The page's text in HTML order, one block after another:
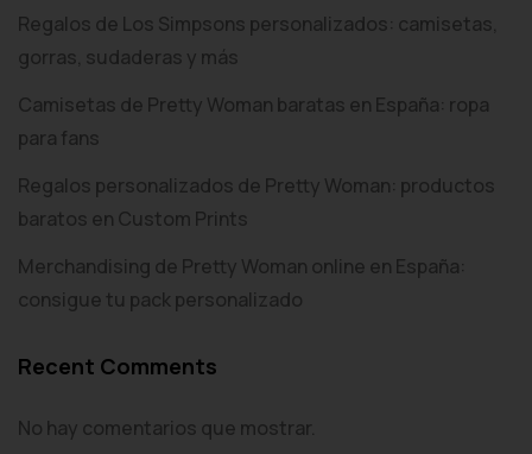
Regalos de Los Simpsons personalizados: camisetas,
gorras, sudaderas y más
Camisetas de Pretty Woman baratas en España: ropa
para fans
Regalos personalizados de Pretty Woman: productos
baratos en Custom Prints
Merchandising de Pretty Woman online en España:
consigue tu pack personalizado
Recent Comments
No hay comentarios que mostrar.